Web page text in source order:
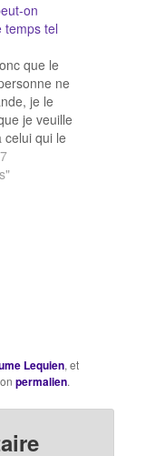
on
temps tel
que le
ne
je le
je veuille
celui qui le
le sais
- je le
Lequien, et
permalien.